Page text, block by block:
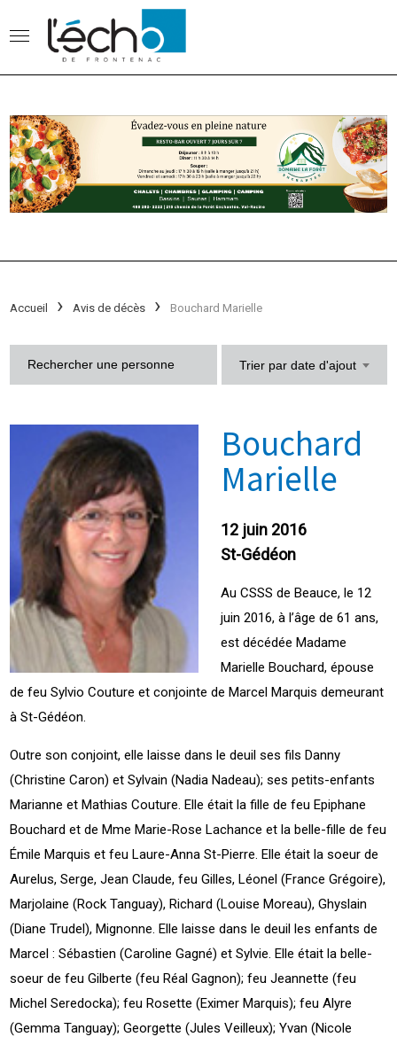
Accueil Avis de décès Bouchard Marielle
Trier par date d'ajout
Bouchard
Marielle
12 juin 2016
St-Gédéon
Au CSSS de Beauce, le 12
juin 2016, à l’âge de 61 ans,
est décédée Madame
Marielle Bouchard, épouse
de feu Sylvio Couture et conjointe de Marcel Marquis demeurant
à St-Gédéon.
Outre son conjoint, elle laisse dans le deuil ses fils Danny
(Christine Caron) et Sylvain (Nadia Nadeau); ses petits-enfants
Marianne et Mathias Couture. Elle était la fille de feu Epiphane
Bouchard et de Mme Marie-Rose Lachance et la belle-fille de feu
Émile Marquis et feu Laure-Anna St-Pierre. Elle était la soeur de
Aurelus, Serge, Jean Claude, feu Gilles, Léonel (France Grégoire),
Marjolaine (Rock Tanguay), Richard (Louise Moreau), Ghyslain
(Diane Trudel), Mignonne. Elle laisse dans le deuil les enfants de
Marcel : Sébastien (Caroline Gagné) et Sylvie. Elle était la belle-
soeur de feu Gilberte (feu Réal Gagnon); feu Jeannette (feu
Michel Seredocka); feu Rosette (Eximer Marquis); feu Alyre
(Gemma Tanguay); Georgette (Jules Veilleux); Yvan (Nicole